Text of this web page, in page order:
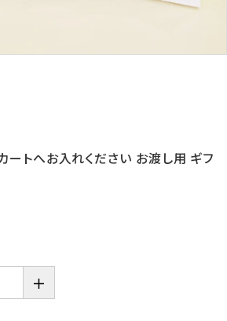
トへお入れください お渡し用 ギフ
＋